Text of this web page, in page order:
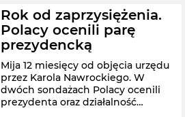
Rok od zaprzysiężenia.
Polacy ocenili parę
prezydencką
Mija 12 miesięcy od objęcia urzędu
przez Karola Nawrockiego. W
dwóch sondażach Polacy ocenili
prezydenta oraz działalność